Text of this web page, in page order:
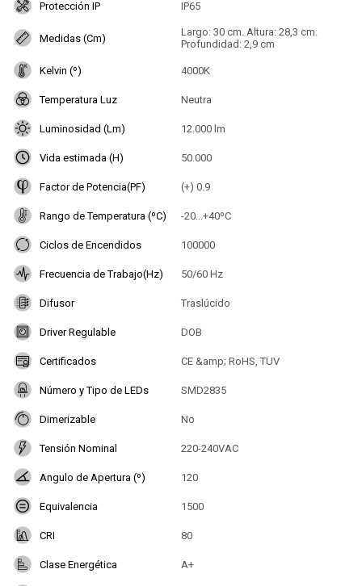
Protección IP IP65
Medidas (Cm)
Largo: 30 cm. Altura: 28,3 cm.
Profundidad: 2,9 cm
Kelvin (º) 4000K
Temperatura Luz Neutra
Luminosidad (Lm) 12.000 lm
Vida estimada (H) 50.000
Factor de Potencia(PF) (+) 0.9
Rango de Temperatura (ºC) -20...+40ºC
Ciclos de Encendidos 100000
Frecuencia de Trabajo(Hz) 50/60 Hz
Difusor Traslúcido
Driver Regulable DOB
Certificados CE &amp; RoHS, TUV
Número y Tipo de LEDs SMD2835
Dimerizable No
Tensión Nominal 220-240VAC
Angulo de Apertura (º) 120
Equivalencia 1500
CRI 80
Clase Energética A+